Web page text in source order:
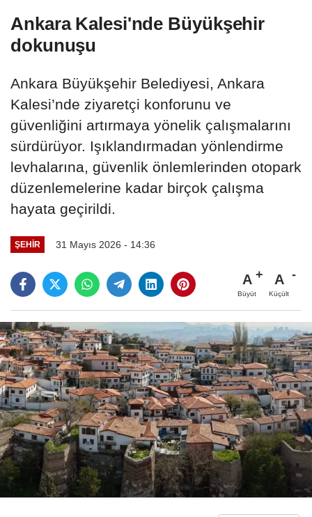
Ankara Kalesi'nde Büyükşehir
dokunuşu
Ankara Büyükşehir Belediyesi, Ankara
Kalesi’nde ziyaretçi konforunu ve
güvenliğini artırmaya yönelik çalışmalarını
sürdürüyor. Işıklandırmadan yönlendirme
levhalarına, güvenlik önlemlerinden otopark
düzenlemelerine kadar birçok çalışma
hayata geçirildi.
ŞEHIR 31 Mayıs 2026 - 14:36
A
Büyüt
A
Küçült